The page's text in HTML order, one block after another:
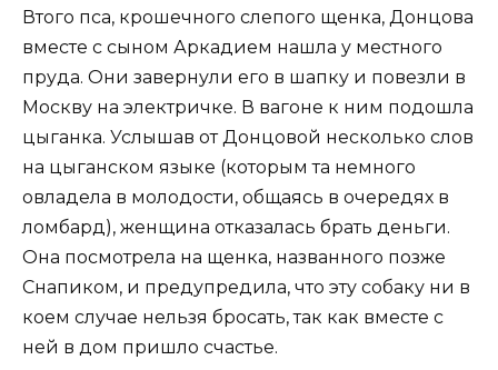
Втого пса, крошечного слепого щенка, Донцова
вместе с сыном Аркадием нашла у местного
пруда. Они завернули его в шапку и повезли в
Москву на электричке. В вагоне к ним подошла
цыганка. Услышав от Донцовой несколько слов
на цыганском языке (которым та немного
овладела в молодости, общаясь в очередях в
ломбард), женщина отказалась брать деньги.
Она посмотрела на щенка, названного позже
Снапиком, и предупредила, что эту собаку ни в
коем случае нельзя бросать, так как вместе с
ней в дом пришло счастье.